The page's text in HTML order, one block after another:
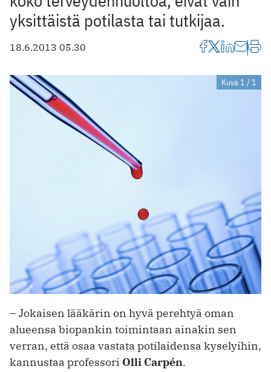
yksittäistä potilasta tai tutkijaa.
18.6.2013 05.30
Kuva 1 / 1
– Jokaisen lääkärin on hyvä perehtyä oman
alueensa biopankin toimintaan ­ainakin sen
verran, että osaa vastata potilaidensa kyselyihin,
kannustaa professori Olli Carpén.